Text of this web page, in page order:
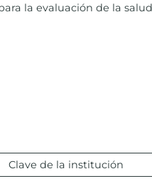
la evaluación de la
Clave de la institución